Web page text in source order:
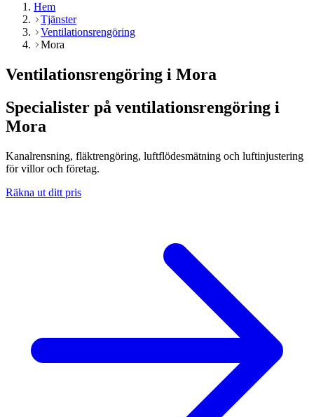
Hem
Tjänster
Ventilationsrengöring
Mora
Ventilationsrengöring i Mora
Specialister på ventilationsrengöring i
Mora
Kanalrensning, fläktrengöring, luftflödesmätning och luftinjustering
för villor och företag.
Räkna ut ditt pris